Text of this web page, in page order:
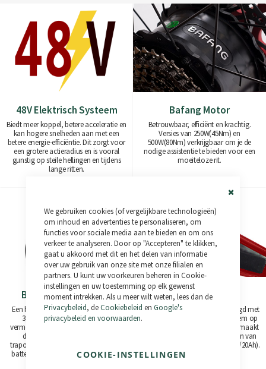
We gebruiken cookies (of vergelijkbare technologieën)
om inhoud en advertenties te personaliseren, om
functies voor sociale media aan te bieden en om ons
verkeer te analyseren. Door op "Accepteren" te klikken,
gaat u akkoord met dit en het delen van informatie
over uw gebruik van onze site met onze filialen en
partners. U kunt uw voorkeuren beheren in Cookie-
instellingen en uw toestemming op elk gewenst
moment intrekken. Als u meer wilt weten, lees dan de
Privacybeleid, deCookiebeleid en Google's
privacybeleid en voorwaarden.
COOKIE-INSTELLINGEN
48V Elektrisch Systeem
Biedt meer koppel, betere acceleratie en
kan hogere snelheden aan met een
betere energie-efficiëntie. Dit zorgt voor
een grotere actieradius en is vooral
gunstig op steile hellingen en tijdens
lange ritten.
Bafang Motor
Betrouwbaar, efficiënt en krachtig.
Versies van 250W(45Nm) en
500W(80Nm) verkrijgbaar om je de
nodige assistentie te bieden voor een
moeiteloze rit.
Bafang 860C Scherm
Een helder en gemakkelijk af te lezen
3,5-inch IPS-scherm. Geeft het
vermogen, de snelheid, de afstand en
de reistijd weer. 9 niveaus van
trapondersteuning, indicator voor de
batterijcapaciteit, USB-oplaadpoort.
Interne Accu
Verborgen in het frame en beveiligd met
een sleutelvergrendeling. Laad hem op
of verwijder hem gemakkelijk. Gemaakt
van Samsung cellen, capaciteiten van
480Wh (48V/10Ah) tot 960Wh (48V/20Ah).